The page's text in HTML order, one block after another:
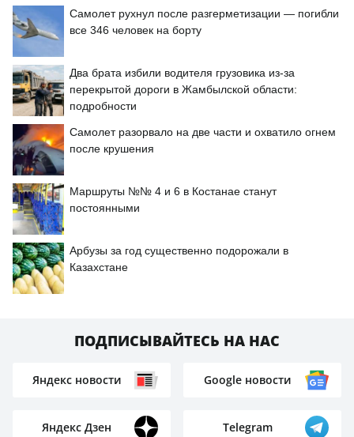
Самолет рухнул после разгерметизации — погибли
все 346 человек на борту
Два брата избили водителя грузовика из-за
перекрытой дороги в Жамбылской области:
подробности
Самолет разорвало на две части и охватило огнем
после крушения
Маршруты №№ 4 и 6 в Костанае станут
постоянными
Арбузы за год существенно подорожали в
Казахстане
ПОДПИСЫВАЙТЕСЬ НА НАС
Яндекс новости Google новости
Яндекс Дзен Telegram